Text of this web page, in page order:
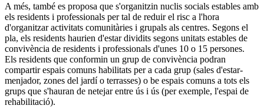
A més, també es proposa que s'organitzin nuclis socials estables amb
els residents i professionals per tal de reduir el risc a l'hora
d'organitzar activitats comunitàries i grupals als centres. Segons el
pla, els residents haurien d'estar dividits segons unitats estables de
convivència de residents i professionals d'unes 10 o 15 persones.
Els residents que conformin un grup de convivència podran
compartir espais comuns habilitats per a cada grup (sales d'estar-
menjador, zones del jardí o terrasses) o be espais comuns a tots els
grups que s'hauran de netejar entre ús i ús (per exemple, l'espai de
rehabilitació).